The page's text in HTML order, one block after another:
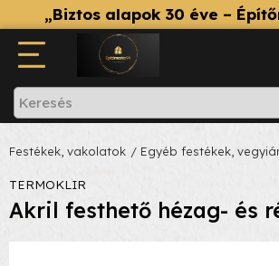
„Biztos alapok 30 éve –
Festékek, vakolatok / Egyéb festékek,
TERMOKLIR
Akril festhető hézag- és